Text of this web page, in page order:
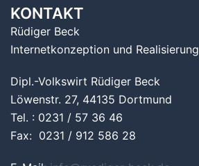
KONTAKT
Rüdiger Beck
Internetkonzeption und Realisierung
Dipl.-Volkswirt Rüdiger Beck
Löwenstr. 27, 44135 Dortmund
Tel. : 0231 / 57 36 46
Fax: 0231 / 912 586 28